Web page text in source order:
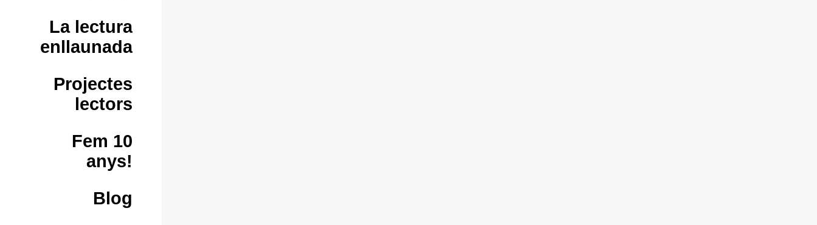
La lectura
enllaunada
Projectes
lectors
Fem 10
anys!
Blog